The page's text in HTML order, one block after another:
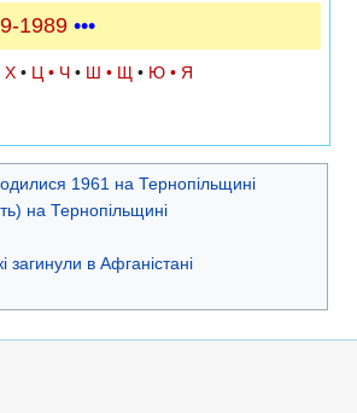
1989•••
Х• Ц • Ч• Ш • Щ • Ю • Я
1961 на Тернопільщині
на Тернопільщині
загинули в Афганістані